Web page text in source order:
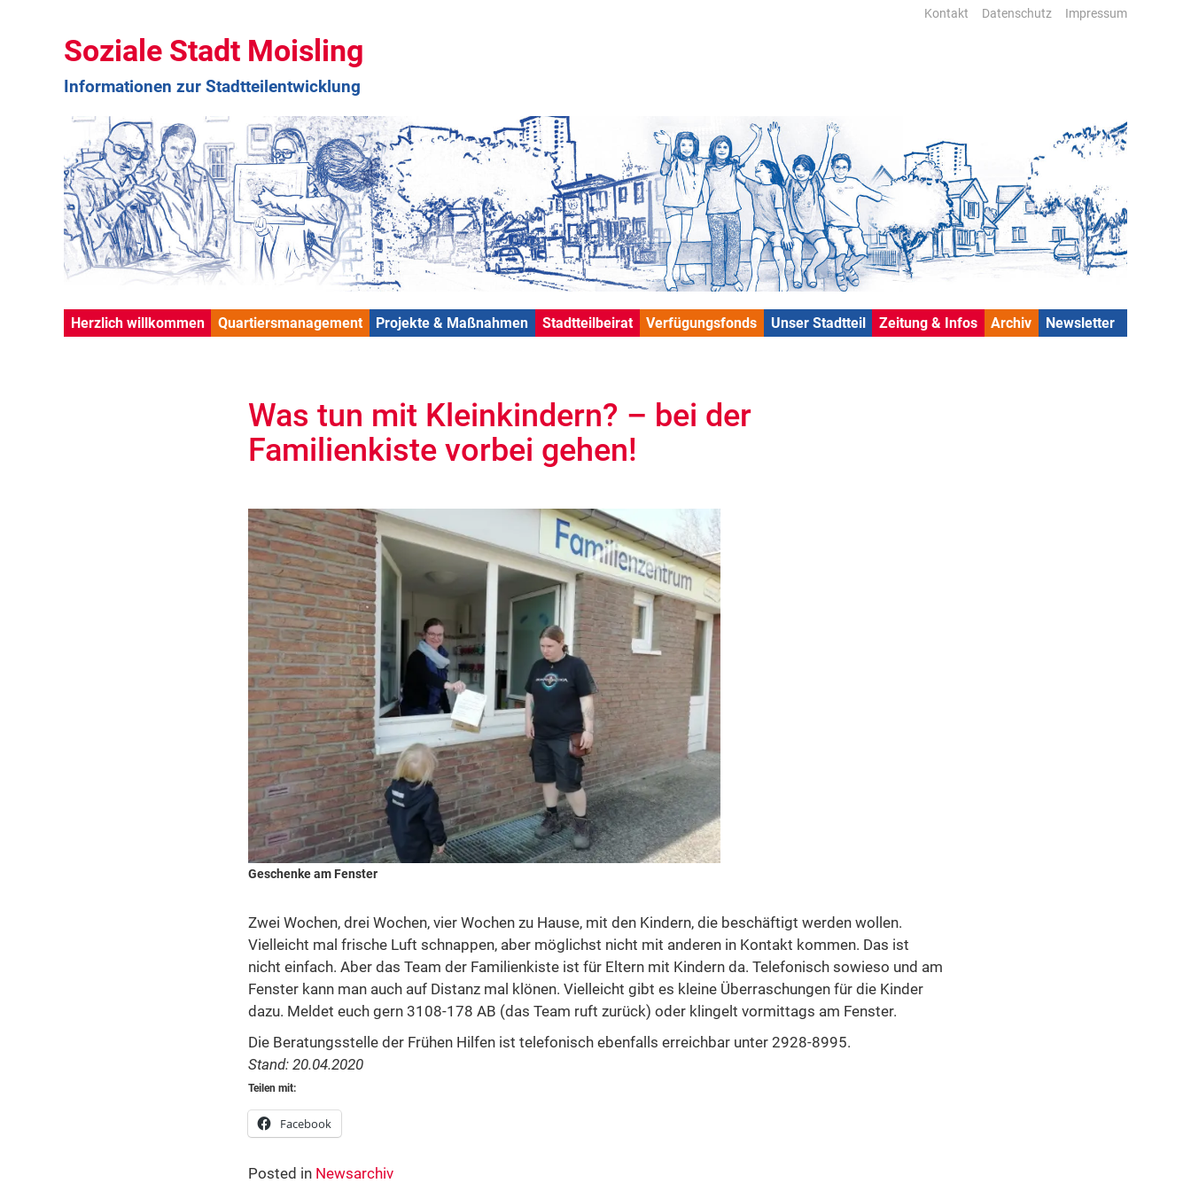
Kontakt Datenschutz Impressum
Soziale Stadt Moisling
Informationen zur Stadtteilentwicklung
Herzlich willkommen Quartiersmanagement Projekte & Maßnahmen Stadtteilbeirat Verfügungsfonds Unser Stadtteil Zeitung & Infos Archiv Newsletter
Was tun mit Kleinkindern? – bei der
Familienkiste vorbei gehen!
Geschenke am Fenster
Zwei Wochen, drei Wochen, vier Wochen zu Hause, mit den Kindern, die beschäftigt werden wollen.
Vielleicht mal frische Luft schnappen, aber möglichst nicht mit anderen in Kontakt kommen. Das ist
nicht einfach. Aber das Team der Familienkiste ist für Eltern mit Kindern da. Telefonisch sowieso und am
Fenster kann man auch auf Distanz mal klönen. Vielleicht gibt es kleine Überraschungen für die Kinder
dazu. Meldet euch gern 3108-178 AB (das Team ruft zurück) oder klingelt vormittags am Fenster.
Die Beratungsstelle der Frühen Hilfen ist telefonisch ebenfalls erreichbar unter 2928-8995.
Stand: 20.04.2020
Teilen mit:
Facebook
Posted in Newsarchiv